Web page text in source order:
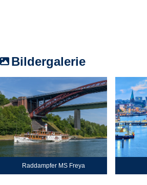
Bildergalerie
Raddampfer MS Freya